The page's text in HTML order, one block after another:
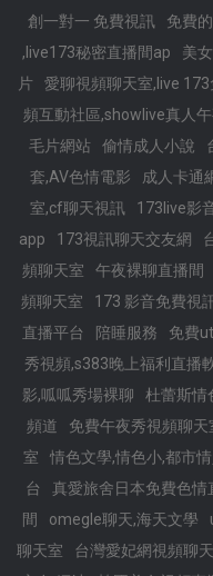
創一對一 免費視訊
免費
,live173秘密直播間ap
美
片
愛聊視頻聊天室,live
頻互動社區,showlive真人
毛片網站
偷情成人小說
套,AV色情電影
成人卡通
室,cf聊天視訊
173live影
app
173視訊聊天交友網
頻聊天室
午夜裸聊直播間
頻聊天室
173 影音免費視
直播平台
陪睡服務 免費
秀視頻,s383晚上福利直播
影,呱呱秀場裸聊
杜蕾斯情
頻道
免費午夜秀視頻聊天
室
情色文學,情色小,都市
台
真愛旅舍日本免費色
間
omegle聊天,海天文學
聊天室
台灣愛妃網視頻聊